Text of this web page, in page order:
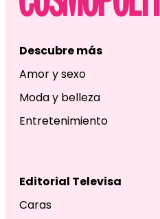
Descubre más
Amor y sexo
Moda y belleza
Entretenimiento
Editorial Televisa
Caras